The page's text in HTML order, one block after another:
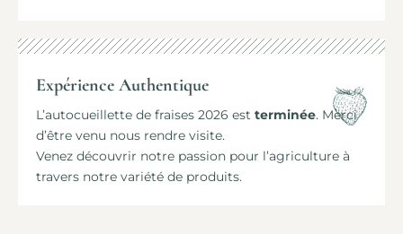
Expérience Authentique
L’autocueillette de fraises 2026 est terminée. Merci
d’être venu nous rendre visite.
Venez découvrir notre passion pour l’agriculture à
travers notre variété de produits.